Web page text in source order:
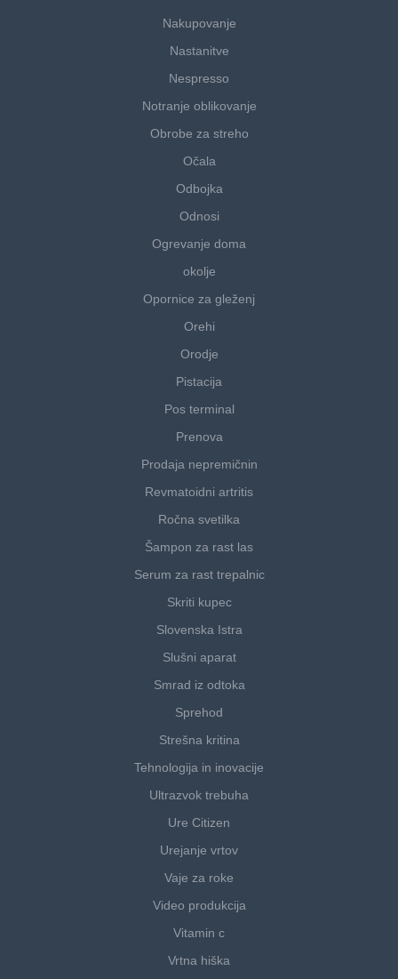
Nakupovanje
Nastanitve
Nespresso
Notranje oblikovanje
Obrobe za streho
Očala
Odbojka
Odnosi
Ogrevanje doma
okolje
Opornice za gleženj
Orehi
Orodje
Pistacija
Pos terminal
Prenova
Prodaja nepremičnin
Revmatoidni artritis
Ročna svetilka
Šampon za rast las
Serum za rast trepalnic
Skriti kupec
Slovenska Istra
Slušni aparat
Smrad iz odtoka
Sprehod
Strešna kritina
Tehnologija in inovacije
Ultrazvok trebuha
Ure Citizen
Urejanje vrtov
Vaje za roke
Video produkcija
Vitamin c
Vrtna hiška